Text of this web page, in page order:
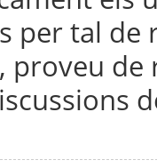
per tal de
proveu